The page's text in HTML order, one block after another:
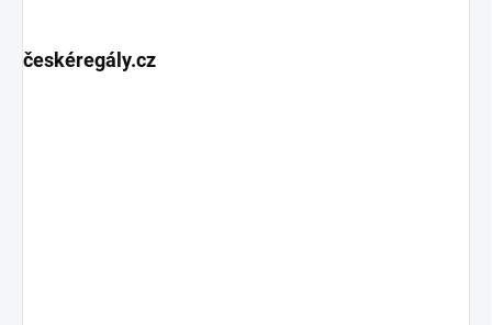
českéregály.cz